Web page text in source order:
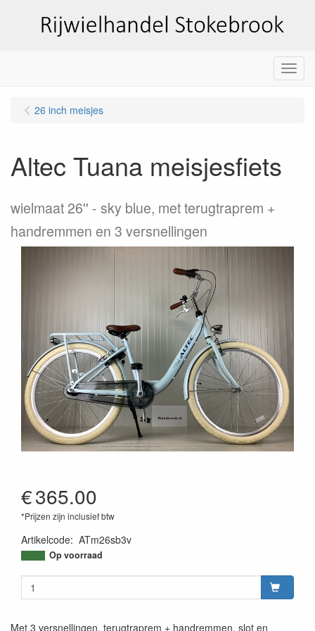
Menu
26 inch meisjes
Altec Tuana meisjesfiets
wielmaat 26''
sky blue, met terugtraprem +
handremmen en 3 versnellingen
€365.00
*Prijzen zijn inclusief btw
Artikelcode: ATm26sb3v
Op voorraad
Met 3 versnellingen, terugtraprem + handremmen, slot en